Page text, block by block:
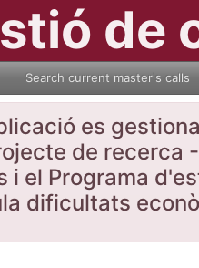
de
Search current master's calls
es
de recerca
i el Programa
dificultats